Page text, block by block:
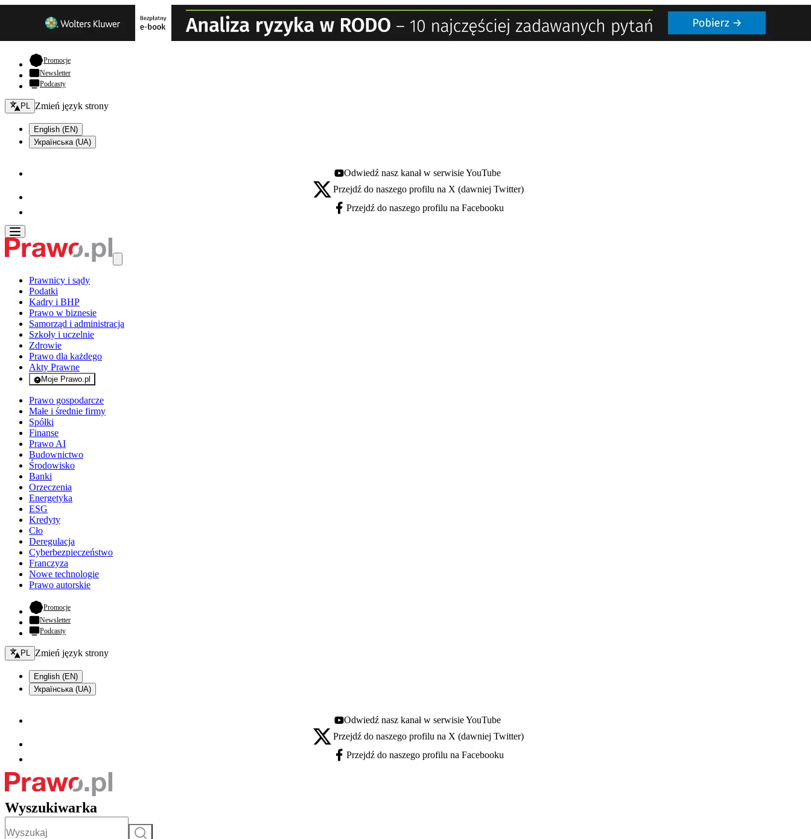
Promocje- otwiera się w nowej karcie
Newsletter
Podcasty
Zmień język - bieżący:
PL Zmień język strony
English (EN)
Українська (UA)
Youtube - otwiera się w nowej karcie
Odwiedź nasz kanał w serwisie YouTube
X - otwiera się w nowej karcie
Przejdź do naszego profilu na X (dawniej Twitter)
Facebook - otwiera się w nowej karcie
Przejdź do naszego profilu na Facebooku
Prawnicy i sądy
Podatki
Kadry i BHP
Prawo w biznesie
Samorząd i administracja
Szkoły i uczelnie
Zdrowie
Prawo dla każdego
Akty Prawne
Moje Prawo.pl
- rejestracja i logowanie do serwisu
Prawo gospodarcze
Małe i średnie firmy
Spółki
Finanse
Prawo AI
Budownictwo
Środowisko
Banki
Orzeczenia
Energetyka
ESG
Kredyty
Cło
Deregulacja
Cyberbezpieczeństwo
Franczyza
Nowe technologie
Prawo autorskie
Promocje- otwiera się w nowej karcie
Newsletter
Podcasty
Zmień język - bieżący:
PL Zmień język strony
English (EN)
Українська (UA)
Youtube - otwiera się w nowej karcie
Odwiedź nasz kanał w serwisie YouTube
X - otwiera się w nowej karcie
Przejdź do naszego profilu na X (dawniej Twitter)
Facebook - otwiera się w nowej karcie
Przejdź do naszego profilu na Facebooku
Wyszukiwarka
Szukaj